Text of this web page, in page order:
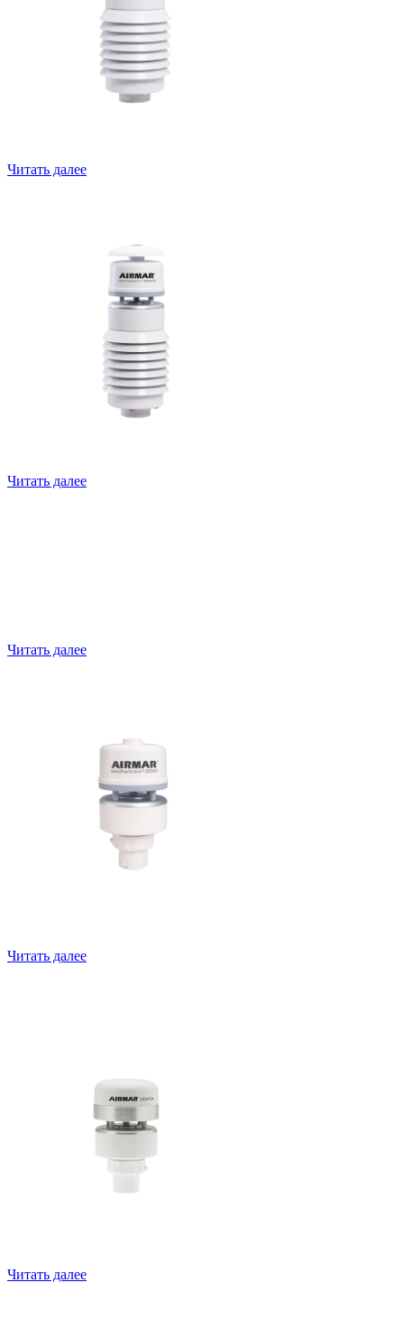
Читать далее
Читать далее
Читать далее
Читать далее
Читать далее